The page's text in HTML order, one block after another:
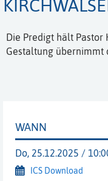
Die Predigt hält
Gestaltung übernimmt
WANN
Do, 25.12.2025 /
ICS Download